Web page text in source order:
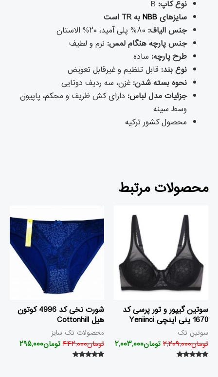
نوع کاپ:
سایزهایNBBبه TR است
جنس الیاف: ۸۰% پلی آمید، ۲۰% الاستان
جنس پارچه هنگام لمس: نرم و لطیف
طرح پارچه: ساده
نوع بند: قابل تنظیم و غیرقابل تعویض
نحوه بسته شدن: غزن، سه ردیف دوتایی
جزئیات مدل لباس: دارای کش ظریف و محکم، پاپیون
وسط سینه
محصول کشور ترکیه
محصولات مرتبط
سوتین گیپور و تور پرسی کد
1670 ینی اینچی Yeniinci
سوتین تک
تومان۲,۲۰۹,۰۰۰
تومان۲,۲۰۹,۰۰۰
تومان۲,۰۰۳,۰۰۰
فعلی
تومان۲,۰۰۳,۰۰۰
است.
شورت نخی کد 4996 کوتون
هیل Cottonhill
محصولات تک سایز
تومان۴۴۲,۰۰۰
اصلی
تومان۴۴۲,۰۰۰
بود.
تومان۲۹۵,۰۰۰
فعلی
است.